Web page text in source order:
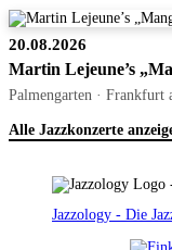
20.08.2026
Martin Lejeune’s
Palmengarten · Frankfurt
Alle Jazzkonzerte
Jazzology - Die